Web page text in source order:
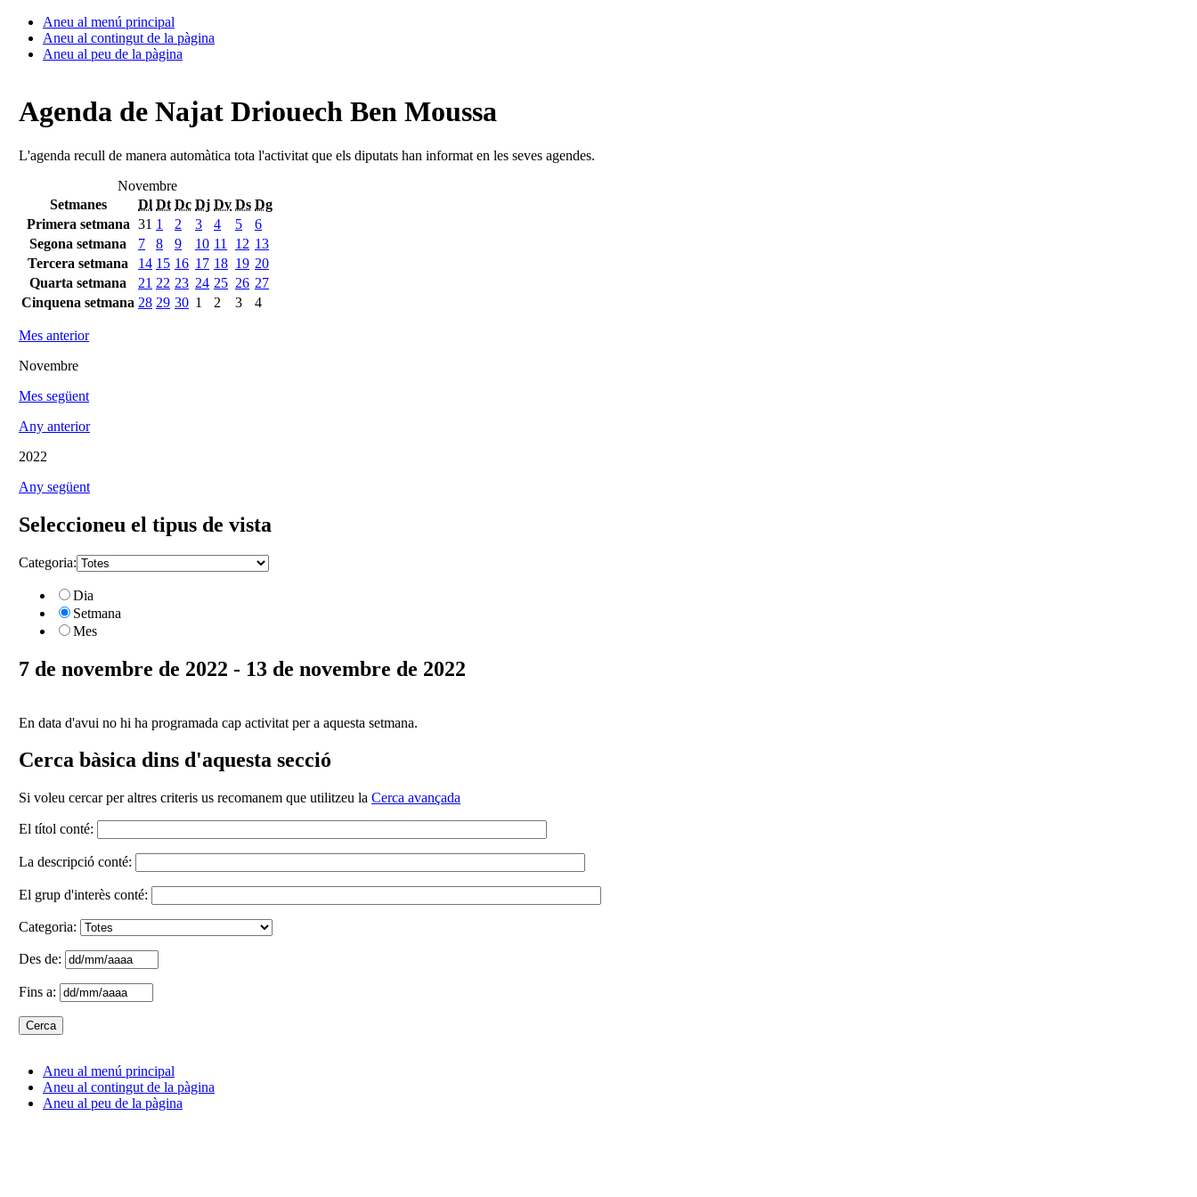
Aneu al menú principal
Aneu al contingut de la pàgina
Aneu al peu de la pàgina
Agenda de Najat Driouech Ben Moussa
L'agenda recull de manera automàtica tota l'activitat que els diputats han informat en les seves agendes.
Novembre
Setmanes
Dl Dt Dc Dj Dv Ds Dg
Primera setmana 31 1 2 3 4 5
6
Segona setmana
7 8 9 10 11 12 13
Tercera setmana
14 15 16 17 18 19 20
Quarta setmana
21 22 23 24 25 26 27
Cinquena setmana 28 29 30 1 2 3 4
Mes anterior
Novembre
Mes següent
Any anterior
2022
Any següent
Seleccioneu el tipus de vista
Categoria:
Dia
Setmana
Mes
7 de novembre de 2022 - 13 de novembre de 2022
En data d'avui no hi ha programada cap activitat per a aquesta setmana.
Cerca bàsica dins d'aquesta secció
Si voleu cercar per altres criteris us recomanem que utilitzeu la Cerca avançada
El títol conté:
La descripció conté:
El grup d'interès conté:
Categoria:
Des de:
Fins a:
Aneu al menú principal
Aneu al contingut de la pàgina
Aneu al peu de la pàgina